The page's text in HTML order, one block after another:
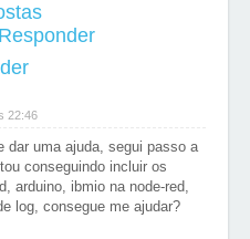
Responder
22:46
dar uma ajuda, segui passo a
conseguindo incluir os
arduino, ibmio na node-red,
log, consegue me ajudar?